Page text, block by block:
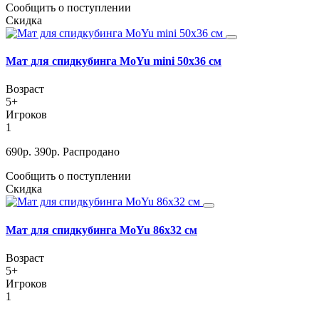
Сообщить о поступлении
Скидка
Мат для спидкубинга MoYu mini 50х36 см
Возраст
5+
Игроков
1
690р. 390р. Распродано
Сообщить о поступлении
Скидка
Мат для спидкубинга MoYu 86х32 см
Возраст
5+
Игроков
1